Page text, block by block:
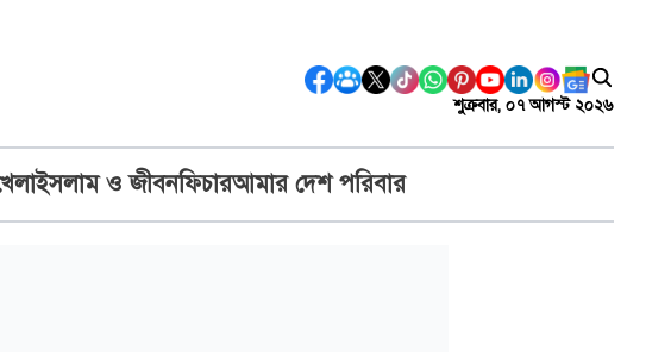
শুক্রবার, ০৭ আগস্ট ২০২৬
ইসলাম ও জীবনফিচারআমার দেশ পরিবার